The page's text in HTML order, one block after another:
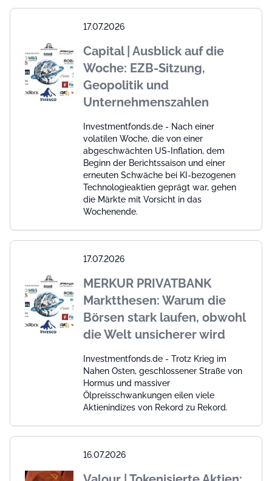
17.07.2026
Capital | Ausblick auf die
Woche: EZB-Sitzung,
Geopolitik und
Unternehmenszahlen
Investmentfonds.de - Nach einer
volatilen Woche, die von einer
abgeschwächten US-Inflation, dem
Beginn der Berichtssaison und einer
erneuten Schwäche bei KI-bezogenen
Technologieaktien geprägt war, gehen
die Märkte mit Vorsicht in das
Wochenende.
17.07.2026
MERKUR PRIVATBANK
Marktthesen: Warum die
Börsen stark laufen, obwohl
die Welt unsicherer wird
Investmentfonds.de - Trotz Krieg im
Nahen Osten, geschlossener Straße von
Hormus und massiver
Ölpreisschwankungen eilen viele
Aktienindizes von Rekord zu Rekord.
16.07.2026